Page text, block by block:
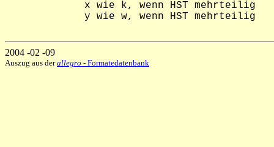
             x wie k, wenn HST mehrteilig
             y wie w, wenn HST mehrteilig
2004 -02 -09
Auszug aus derallegro - Formatedatenbank